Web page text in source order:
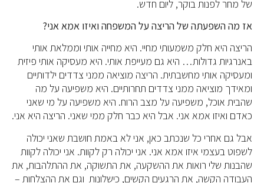
של מחר לפנות בוקר, ליום חדש.
אז מה השפעתה של הריצה על המשפחה ואיזו אמא אני?
הריצה היא חלק משמעותי מחיי. היא מחייה אותי וממלאת אותי
באנרגיות גדולות… היא גם מעייפת אותי. היא מעסיקה אותי פיזית
ומעסיקה אותי מחשבתית. הריצה מוציאה ממני צדדים ילדותיים
ומאידך מוציאה ממני צדדים תחרותיים. היא משפיעה על מה
שהבית אוכל, משפיעה על מצב הרוח. היא משפיעה על מי שאני
כאדם ואיזו אמא אני. אבל היא כבר חלק ממי שאני. הריצה היא אני.
אבל גם אחרי כל שנכתב כאן, אני לא באמת חושבת שאני יכולה
לשפוט בעצמי איזו אמא אני. אני יכולה רק לקוות. אני יכולה לקוות
שהבנות שלי רואות את ההשקעה, את התשוקה, את ההתלהבות, את
העבודה הקשה, את הרגעים הקשים, כישלונות וגם את ההצלחות –